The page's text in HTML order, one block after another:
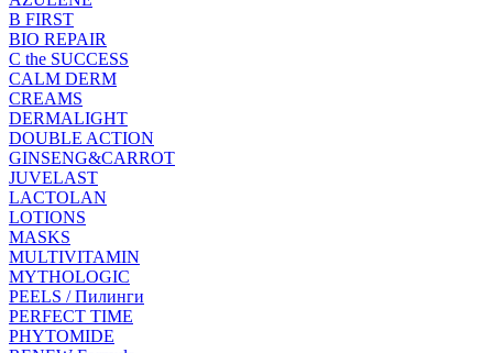
B FIRST
BIO REPAIR
C the SUCCESS
CALM DERM
CREAMS
DERMALIGHT
DOUBLE ACTION
GINSENG&CARROT
JUVELAST
LACTOLAN
LOTIONS
MASKS
MULTIVITAMIN
MYTHOLOGIC
PEELS / Пилинги
PERFECT TIME
PHYTOMIDE